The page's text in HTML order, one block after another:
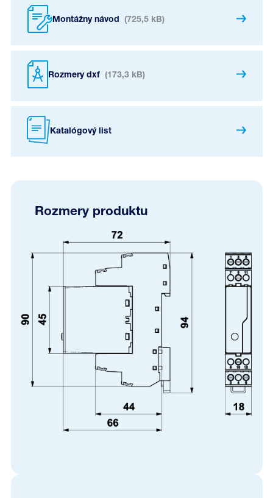
Montážny návod (725,5 kB)
Rozmery dxf (173,3 kB)
Katalógový list
Rozmery produktu